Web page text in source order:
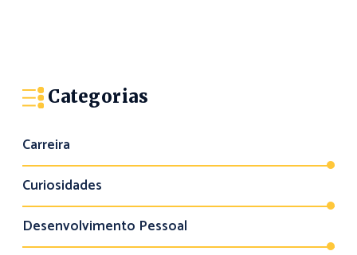
Categorias
Carreira
Curiosidades
Desenvolvimento Pessoal